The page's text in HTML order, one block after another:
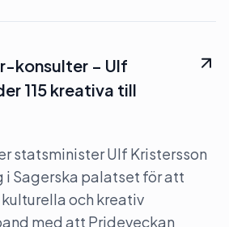
konsulter – Ulf
115 kreativa till
statsminister Ulf Kristersson
i Sagerska palatset för att
och kreativ
med att Prideveckan